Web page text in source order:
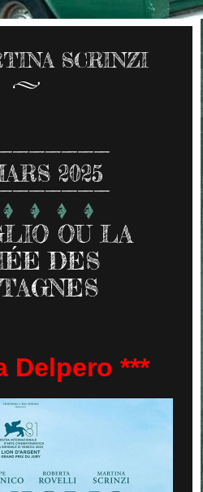
SCRINZI
2025
OU LA
DES
Delpero ***